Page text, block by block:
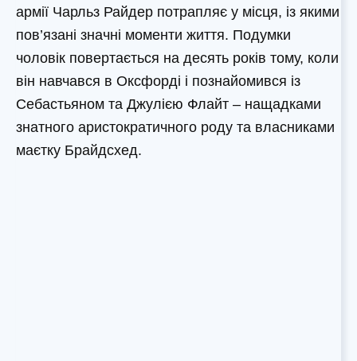
армії Чарльз Райдер потрапляє у місця, із якими
пов’язані значні моменти життя. Подумки
чоловік повертається на десять років тому, коли
він навчався в Оксфорді і познайомився із
Себастьяном та Джулією Флайт – нащадками
знатного аристократичного роду та власниками
маєтку Брайдсхед.